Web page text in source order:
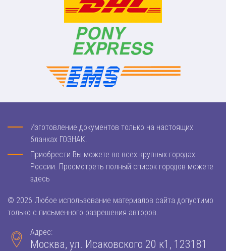
Изготовление документов только на настоящих
бланках ГОЗНАК.
Приобрести Вы можете во всех крупных городах
России. Просмотреть полный список городов можете
здесь
© 2026 Любое использование материалов сайта допустимо
только с письменного разрешения авторов.
Адрес:
Москва, ул. Исаковского 20 к1, 123181